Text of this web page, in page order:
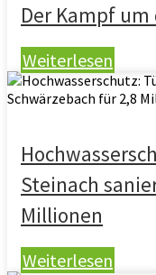
Der Kampf
Weiterlesen
Steinach
Millionen
Weiterlesen